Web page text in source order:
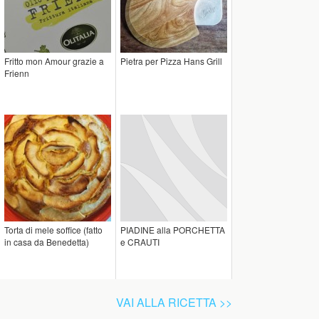
Fritto mon Amour grazie a
Frienn
Pietra per Pizza Hans Grill
Torta di mele soffice (fatto
in casa da Benedetta)
PIADINE alla PORCHETTA
e CRAUTI
VAI ALLA RICETTA >>